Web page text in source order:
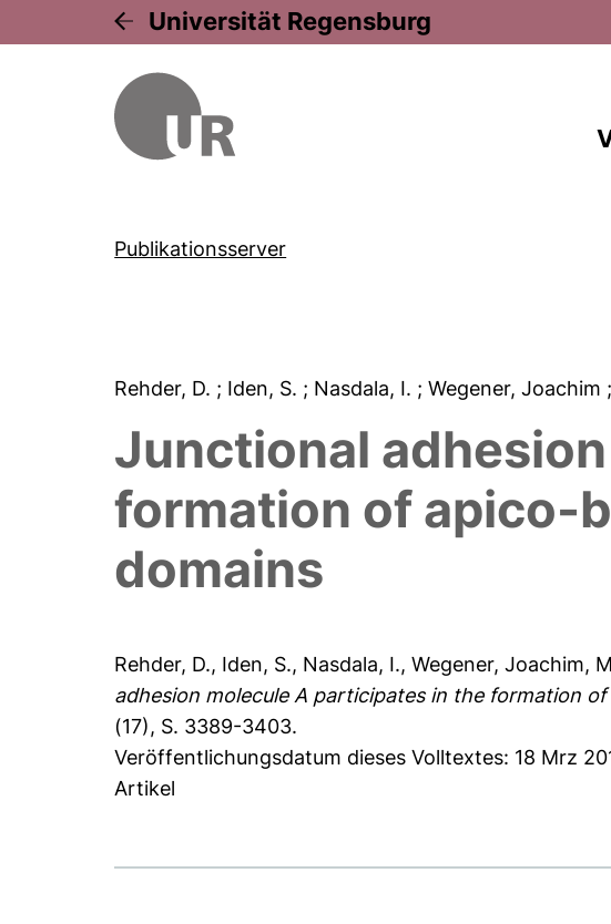
Universität Regensburg
Publikationsserver
Rehder, D. ; Iden, S. ; Nasdala, I. ; Wegener, Joachim
Junctional
formation of apico-
domains
Rehder, D., Iden, S., Nasdala, I.,Wegener, Joachim,
adhesion molecule A participates in the formation
(17), S. 3389-3403.
Veröffentlichungsdatum dieses Volltextes: 18 Mrz
Artikel